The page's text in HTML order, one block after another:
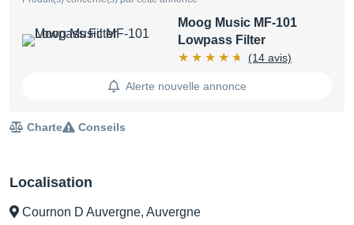
Localisation
Cournon D Auvergne, Auvergne
Moog Music MF-101
Lowpass Filter
(14 avis)
Alerte nouvelle annonce
Charte Conseils